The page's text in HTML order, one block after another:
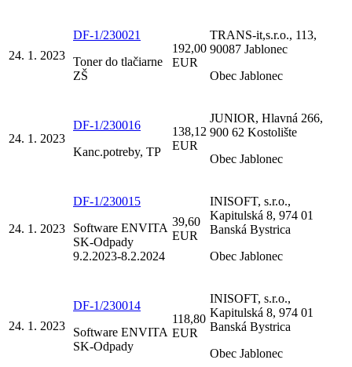
24. 1. 2023
DF-1/230021
Toner do tlačiarne
ZŠ
192,00
EUR
TRANS-it,s.r.o., 113,
90087 Jablonec
Obec Jablonec
24. 1. 2023
DF-1/230016
Kanc.potreby, TP
138,12
EUR
JUNIOR, Hlavná 266,
900 62 Kostolište
Obec Jablonec
24. 1. 2023
DF-1/230015
Software ENVITA
SK-Odpady
9.2.2023-8.2.2024
39,60
EUR
INISOFT, s.r.o.,
Kapitulská 8, 974 01
Banská Bystrica
Obec Jablonec
24. 1. 2023
DF-1/230014
Software ENVITA
SK-Odpady
118,80
EUR
INISOFT, s.r.o.,
Kapitulská 8, 974 01
Banská Bystrica
Obec Jablonec